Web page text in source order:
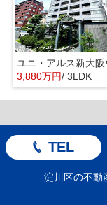
3,880万円/ 3LDK
TEL
淀川区の不動